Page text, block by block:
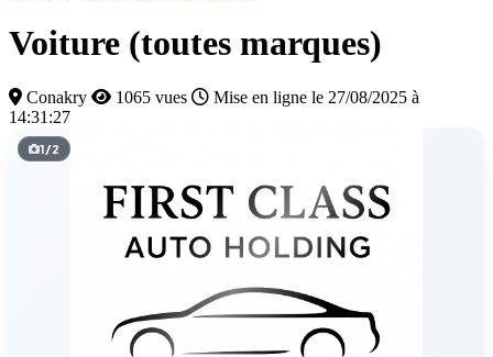
Voiture (toutes marques)
Conakry 1065 vues
Mise en ligne le 27/08/2025 à
14:31:27
1/2